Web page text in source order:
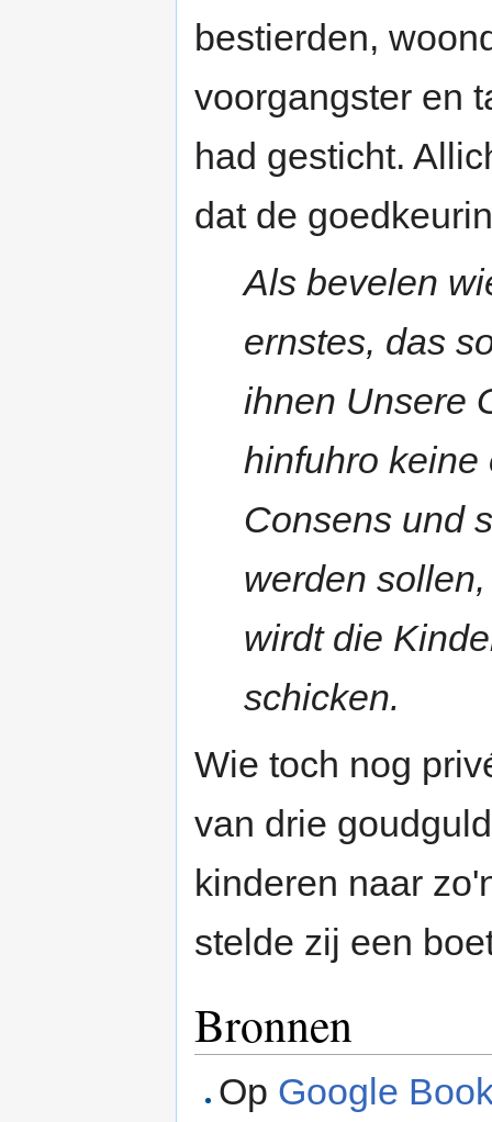
bestierden,
voorgangster en
had gesticht.
dat de
Als bevelen
ernstes, das
ihnen Unsere
hinfuhro keine
Consens und
werden
wirdt die
schicken.
Wie toch nog
van drie
kinderen naar
stelde zij een
Bronnen
Op Google